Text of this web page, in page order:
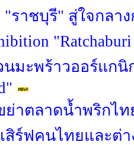
"ราชบุรี" สู่ใจกลาง
นมะพร้าวออร์แกนิ
ย่าตลาดน้ำพริกไ
สิร์ฟคนไทยและต่